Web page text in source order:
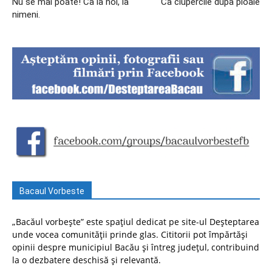
nimeni.
Bacaul Vorbeste
„Bacăul vorbește” este spațiul dedicat pe site-ul Deșteptarea
unde vocea comunității prinde glas. Cititorii pot împărtăși
opinii despre municipiul Bacău și întreg județul, contribuind
la o dezbatere deschisă și relevantă.